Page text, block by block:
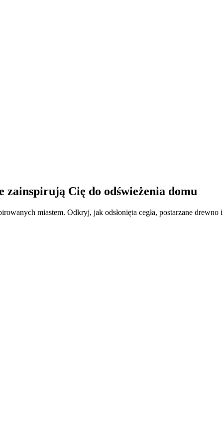
zainspirują Cię do odświeżenia domu
miastem. Odkryj, jak odsłonięta cegła, postarzane